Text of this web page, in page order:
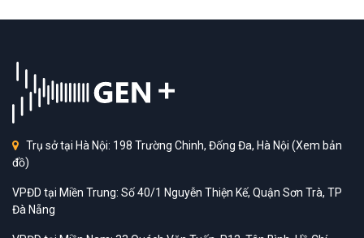
Trụ sở tại Hà Nội: 198 Trường Chinh, Đống Đa, Hà Nội (Xem bản
đồ)
VPĐD tại Miền Trung: Số 40/1 Nguyễn Thiện Kế, Quận Sơn Trà, TP
Đà Nẵng